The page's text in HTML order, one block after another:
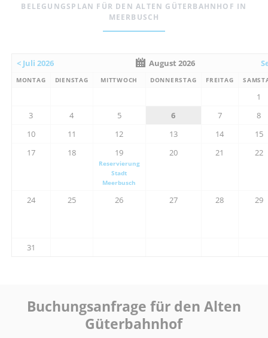
BELEGUNGSPLAN FÜR DEN ALTEN GÜTERBAHNHOF IN
MEERBUSCH
< Juli 2026 August 2026
MONTAG DIENSTAG MITTWOCH DONNERSTAG FREITAG
1
3
4 5 6 7
8
10
11 12 13 14
15
17
18 19
Reservierung
Stadt
Meerbusch
20 21 22
24 25 26 27 28 29
31
Buchungsanfrage für den Alten
Güterbahnhof